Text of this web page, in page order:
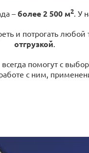
– более 2 500 м2. У
и потрогать любой
отгрузкой.
всегда помогут с
с ним,